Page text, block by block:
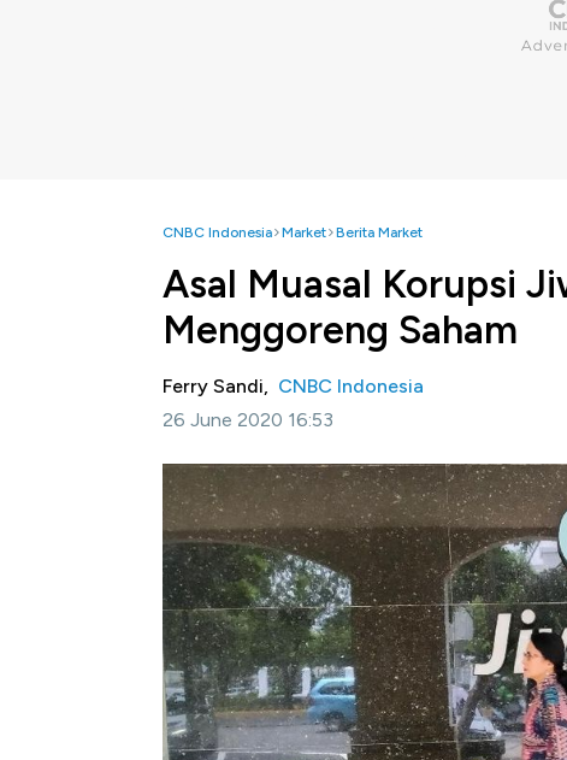
CNBC Indonesia Market Berita Market
Asal Muasal Korupsi
Menggoreng Saham
Ferry Sandi, CNBC Indonesia
26 June 2020 16:53